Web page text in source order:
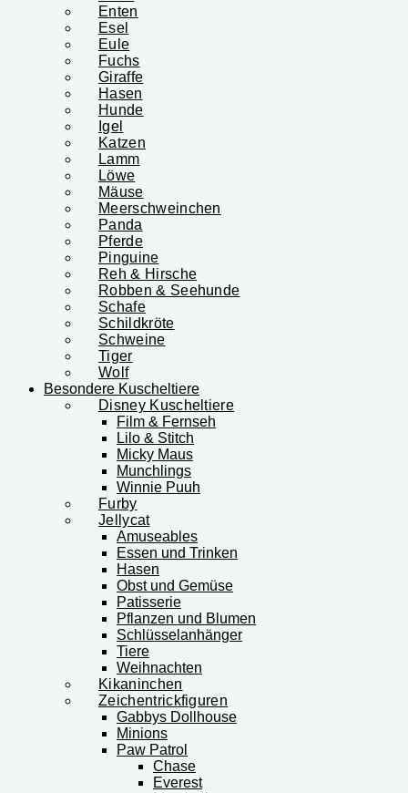
Enten
Esel
Eule
Fuchs
Giraffe
Hasen
Hunde
Igel
Katzen
Lamm
Löwe
Mäuse
Meerschweinchen
Panda
Pferde
Pinguine
Reh & Hirsche
Robben & Seehunde
Schafe
Schildkröte
Schweine
Tiger
Wolf
Besondere Kuscheltiere
Disney Kuscheltiere
Film & Fernseh
Lilo & Stitch
Micky Maus
Munchlings
Winnie Puuh
Furby
Jellycat
Amuseables
Essen und Trinken
Hasen
Obst und Gemüse
Patisserie
Pflanzen und Blumen
Schlüsselanhänger
Tiere
Weihnachten
Kikaninchen
Zeichentrickfiguren
Gabbys Dollhouse
Minions
Paw Patrol
Chase
Everest